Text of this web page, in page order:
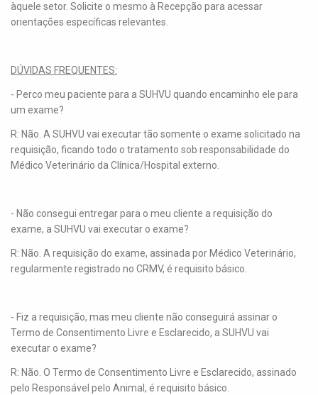
àquele setor. Solicite o mesmo à Recepção para acessar
orientações específicas relevantes.
DÚVIDAS FREQUENTES:
- Perco meu paciente para a SUHVU quando encaminho ele para
um exame?
R: Não. A SUHVU vai executar tão somente o exame solicitado na
requisição, ficando todo o tratamento sob responsabilidade do
Médico Veterinário da Clínica/Hospital externo.
- Não consegui entregar para o meu cliente a requisição do
exame, a SUHVU vai executar o exame?
R: Não. A requisição do exame, assinada por Médico Veterinário,
regularmente registrado no CRMV, é requisito básico.
- Fiz a requisição, mas meu cliente não conseguirá assinar o
Termo de Consentimento Livre e Esclarecido, a SUHVU vai
executar o exame?
R: Não. O Termo de Consentimento Livre e Esclarecido, assinado
pelo Responsável pelo Animal, é requisito básico.